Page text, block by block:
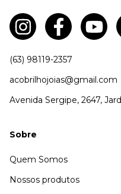
(63) 98119-2357
acobrilhojoias@gmail.com
Avenida Sergipe, 2647,
Sobre
Quem Somos
Nossos produtos